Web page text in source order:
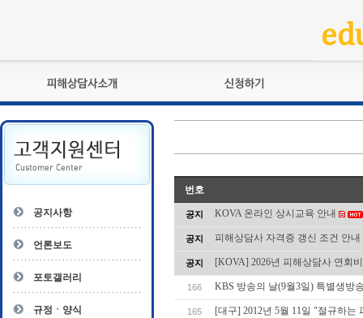
피해상담사란?
자격관리규정
상담사 자격증 확인
- 피해상담사 1급
- 전문수련감독자
- 전문수련기관
교육훈련
자격심사
자격복원
공지사항
언론보도
포토갤러리
규정ㆍ양식
번호
공지 KOVA 온라인 상시교육 안내
공지 피해상담사 자격증 갱신 조건 안내
공지 [KOVA] 2026년 피해상담사 연회
166 KBS 방송의 날(9월3일) 특별생방
165 [대구] 2012년 5월 11일 "절규하